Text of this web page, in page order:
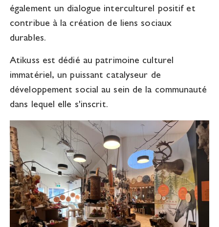
également un dialogue interculturel positif et
contribue à la création de liens sociaux
durables.
Atikuss est dédié au patrimoine culturel
immatériel, un puissant catalyseur de
développement social au sein de la communauté
dans lequel elle s'inscrit.